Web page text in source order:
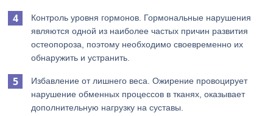
Контроль уровня гормонов. Гормональные нарушения
являются одной из наиболее частых причин развития
остеопороза, поэтому необходимо своевременно их
обнаружить и устранить.
Избавление от лишнего веса. Ожирение провоцирует
нарушение обменных процессов в тканях, оказывает
дополнительную нагрузку на суставы.